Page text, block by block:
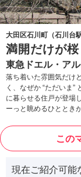
大田区石川町（石川台駅
満開だけが
東急ドエル・ア
落ち着いた雰囲気だけ
く、なぜか “ただいま”
に暮らせる住戸が登場
ーっと眺めるひととき
この
現在ご紹介可能